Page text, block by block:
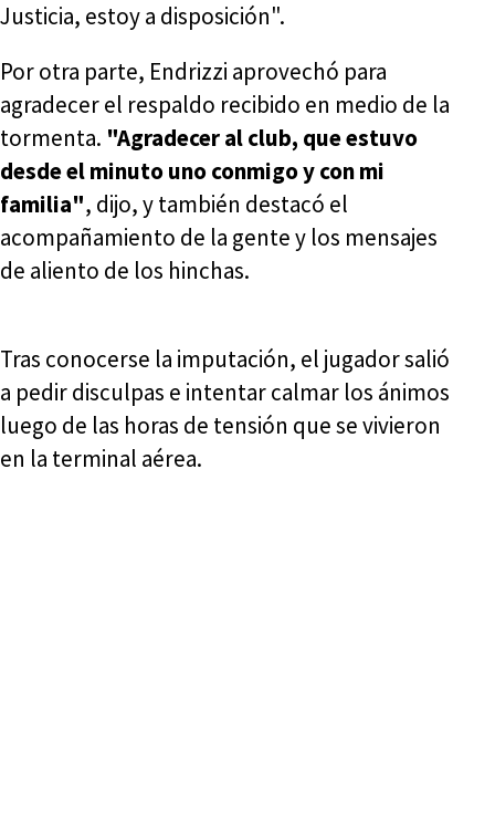
Justicia, estoy a disposición".
Por otra parte, Endrizzi aprovechó para
agradecer el respaldo recibido en medio de la
tormenta. "Agradecer al club, que estuvo
desde el minuto uno conmigo y con mi
familia", dijo, y también destacó el
acompañamiento de la gente y los mensajes
de aliento de los hinchas.
Tras conocerse la imputación, el jugador salió
a pedir disculpas e intentar calmar los ánimos
luego de las horas de tensión que se vivieron
en la terminal aérea.